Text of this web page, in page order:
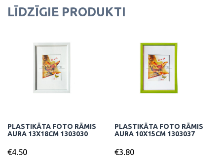
LĪDZĪGIE PRODUKTI
PLASTIKĀTA FOTO RĀMIS
AURA 13X18CM 1303030
€4.50
PLASTIKĀTA FOTO RĀMIS
AURA 10X15CM 1303037
€3.80